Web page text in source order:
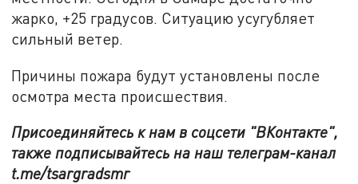
жарко, +25 градусов. Ситуацию усугубляет
сильный ветер.
Причины пожара будут установлены после
осмотра места происшествия.
Присоединяйтесь к нам в соцсети "ВКонтакте",
также подписывайтесь на наш телеграм-канал
t.me/tsargradsmr